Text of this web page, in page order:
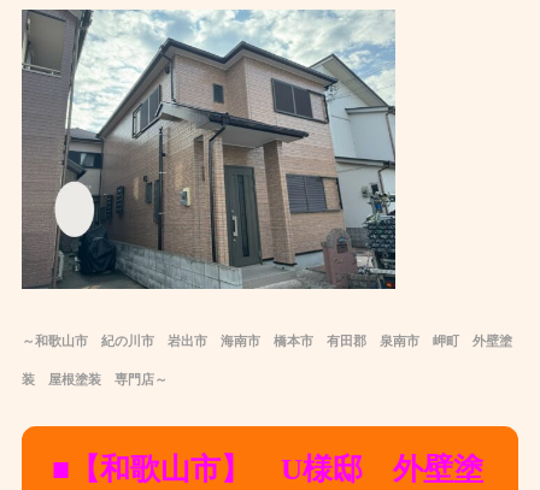
～和歌山市 紀の川市 岩出市 海南市 橋本市 有田郡 泉南市 岬町 外壁塗
装 屋根塗装 専門店～
■【和歌山市】 U様邸 外壁塗